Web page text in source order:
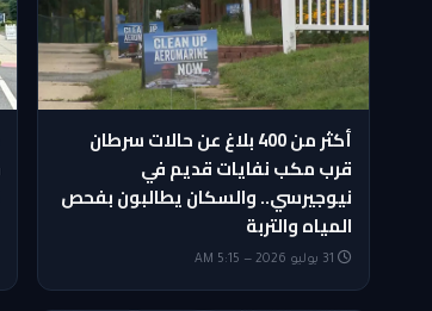
أكثر من 400 بلاغ عن حالات سرطان
قرب مكب نفايات قديم في
نيوجيرسي.. والسكان يطالبون بفحص
المياه والتربة